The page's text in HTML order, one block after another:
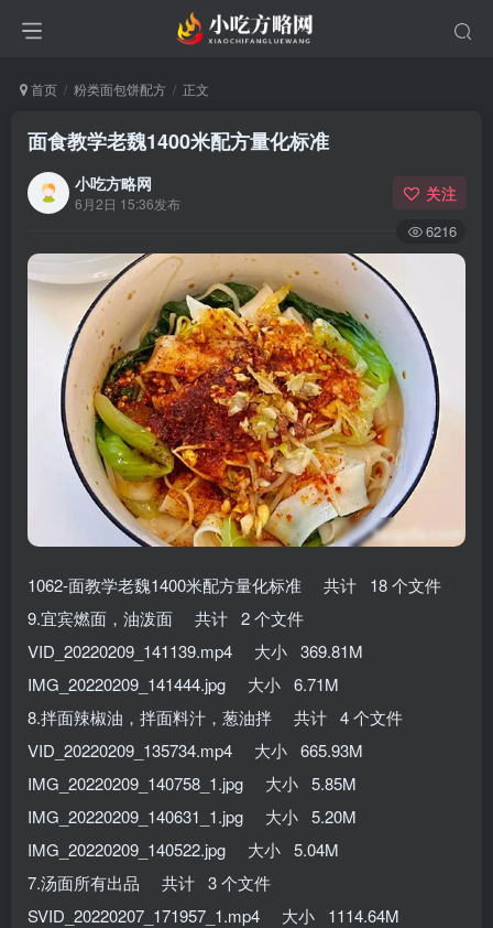
首页 粉类面包饼配方 正文
面食教学老魏1400米配方量化标准
小吃方略网
6月2日 15:36发布 关注
6216
1062-面教学老魏1400米配方量化标准 共计 18 个文件
9.宜宾燃面，油泼面 共计 2 个文件
VID_20220209_141139.mp4 大小 369.81M
IMG_20220209_141444.jpg 大小 6.71M
8.拌面辣椒油，拌面料汁，葱油拌 共计 4 个文件
VID_20220209_135734.mp4 大小 665.93M
IMG_20220209_140758_1.jpg 大小 5.85M
IMG_20220209_140631_1.jpg 大小 5.20M
IMG_20220209_140522.jpg 大小 5.04M
7.汤面所有出品 共计 3 个文件
SVID_20220207_171957_1.mp4 大小 1114.64M